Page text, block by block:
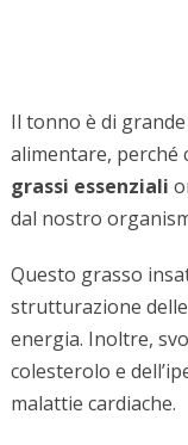
Il tonno è di
alimentare, perché
grassi essenziali
dal nostro
Questo grasso
strutturazione
energia. Inoltre,
colesterolo e
malattie cardiache.